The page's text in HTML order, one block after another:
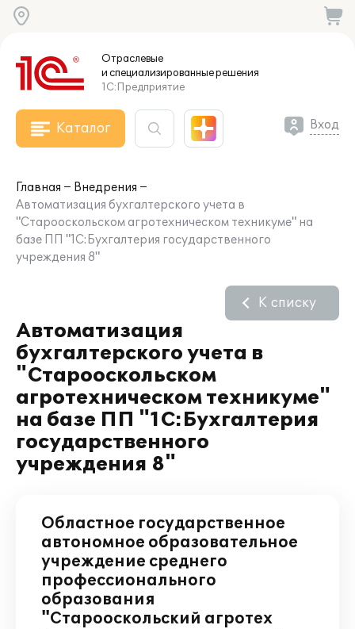
Отраслевые
и специализированныерешения
1С:Предприятие
Каталог Вход
Главная
Внедрения
Автоматизация бухгалтерского учета в
"Старооскольском агротехническом техникуме" на
базе ПП "1С:Бухгалтерия государственного
учреждения 8"
Автоматизация
бухгалтерского учета в
"Старооскольском
агротехническом техникуме"
на базе ПП "1С:Бухгалтерия
государственного
учреждения 8"
К списку
Областное государственное
автономное образовательное
учреждение среднего
профессионального
образования
"Старооскольский агротех